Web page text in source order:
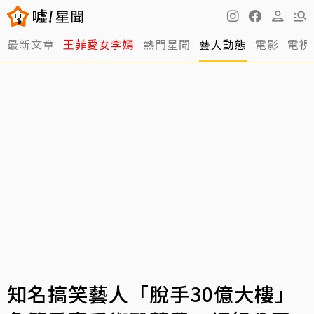
最新文章 王菲愛女李嫣 熱門星聞 藝人動態 電影 電視
知名搞笑藝人「脫手30億大樓」